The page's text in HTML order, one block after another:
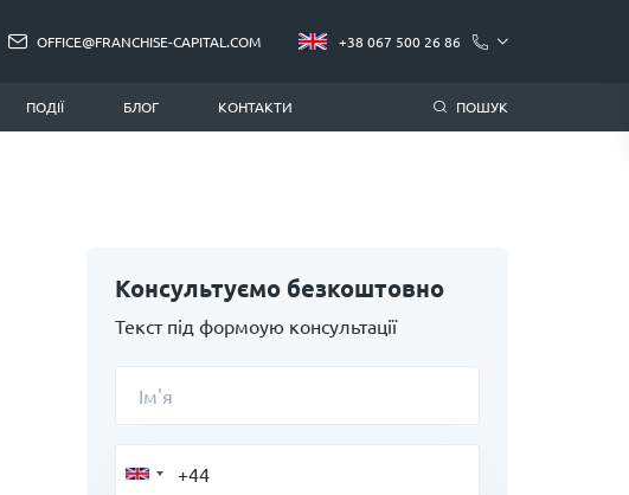
OFFICE@FRANCHISE-CAPITAL.COM +38 067 500 26 86
ПОДІЇ БЛОГ КОНТАКТИ ПОШУК
Консультуємо безкоштовно
Текст під формоую консультації
Ім'я